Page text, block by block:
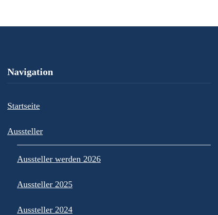
Navigation
Startseite
Aussteller
Aussteller werden 2026
Aussteller 2025
Aussteller 2024